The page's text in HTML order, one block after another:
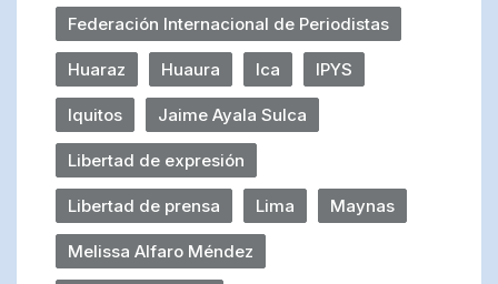
Federación Internacional de Periodistas
Huaraz Huaura Ica IPYS
Iquitos Jaime Ayala Sulca
Libertad de expresión
Libertad de prensa Lima Maynas
Melissa Alfaro Méndez